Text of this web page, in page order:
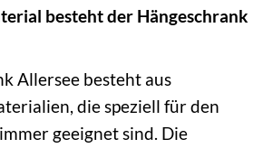
besteht der Hängeschrank
Allersee besteht aus
die speziell für den
geeignet sind. Die